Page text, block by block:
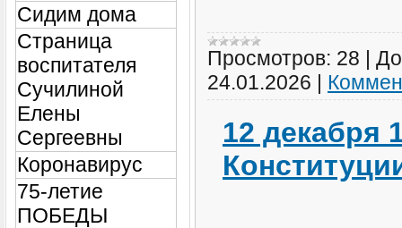
Сидим дома
Страница
воспитателя
Сучилиной
Елены
Сергеевны
Коронавирус
75-летие
ПОБЕДЫ
Просмотров: 28
24.01.2026
12 декабря